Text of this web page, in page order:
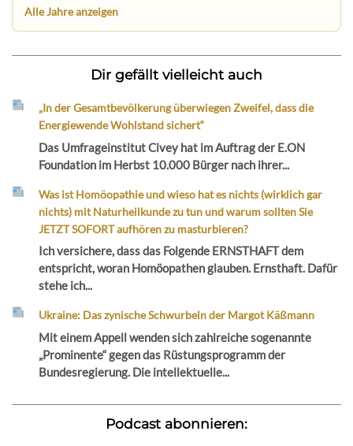
Alle Jahre anzeigen
Dir gefällt vielleicht auch
„In der Gesamtbevölkerung überwiegen Zweifel, dass die
Energiewende Wohlstand sichert“
Das Umfrageinstitut Civey hat im Auftrag der E.ON
Foundation im Herbst 10.000 Bürger nach ihrer...
Was ist Homöopathie und wieso hat es nichts (wirklich gar
nichts) mit Naturheilkunde zu tun und warum sollten Sie
JETZT SOFORT aufhören zu masturbieren?
Ich versichere, dass das Folgende ERNSTHAFT dem
entspricht, woran Homöopathen glauben. Ernsthaft. Dafür
stehe ich...
Ukraine: Das zynische Schwurbeln der Margot Käßmann
Mit einem Appell wenden sich zahlreiche sogenannte
„Prominente“ gegen das Rüstungsprogramm der
Bundesregierung. Die intellektuelle...
Podcast abonnieren: